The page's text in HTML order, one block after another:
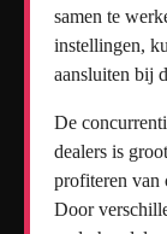
samen te
instellingen,
aansluiten bij
De
dealers is
profiteren van
Door